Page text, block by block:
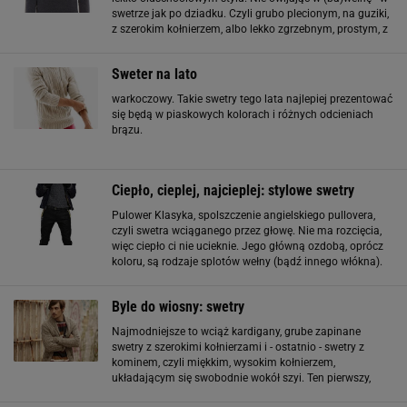
swetrze jak po dziadku. Czyli grubo plecionym, na guziki,
z szerokim kołnierzem, albo lekko zgrzebnym, prostym, z
Sweter na lato
warkoczowy. Takie swetry tego lata najlepiej prezentować
się będą w piaskowych kolorach i różnych odcieniach
brązu.
Ciepło, cieplej, najcieplej: stylowe swetry
Pulower Klasyka, spolszczenie angielskiego pullovera,
czyli swetra wciąganego przez głowę. Nie ma rozcięcia,
więc ciepło ci nie ucieknie. Jego główną ozdobą, oprócz
koloru, są rodzaje splotów wełny (bądź innego włókna).
Byle do wiosny: swetry
Najmodniejsze to wciąż kardigany, grube zapinane
swetry z szerokimi kołnierzami i - ostatnio - swetry z
kominem, czyli miękkim, wysokim kołnierzem,
układającym się swobodnie wokół szyi. Ten pierwszy,